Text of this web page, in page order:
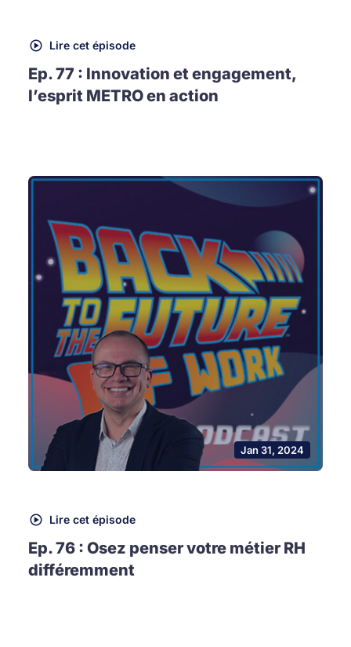
Lire cet épisode
Ep. 77 : Innovation et engagement,
l’esprit METRO en action
Jan 31, 2024
Lire cet épisode
Ep. 76 : Osez penser votre métier RH
différemment